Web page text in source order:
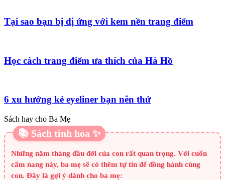
Tại sao bạn bị dị ứng với kem nền trang điểm
Học cách trang điểm ưa thích của Hà Hồ
6 xu hướng kẻ eyeliner bạn nên thử
Sách hay cho Ba Mẹ
📚 Sách tinh hoa ✨
Những năm tháng đầu đời của con rất quan trọng. Với cuốn
cẩm nang này, ba mẹ sẽ có thêm tự tin để đồng hành cùng
con. Đây là gợi ý dành cho ba mẹ: